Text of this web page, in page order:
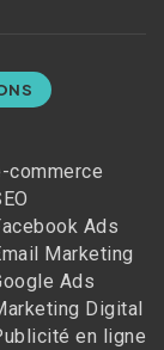
commerce
Ads
Marketing
Ads
Digital
en ligne